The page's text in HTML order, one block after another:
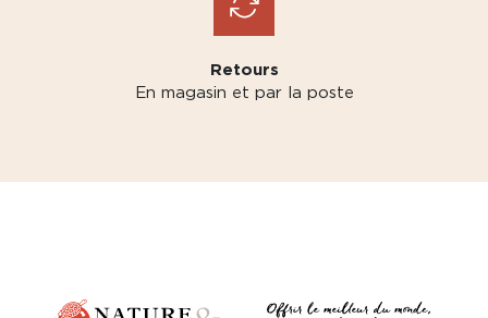
Retours
En magasin et par la poste